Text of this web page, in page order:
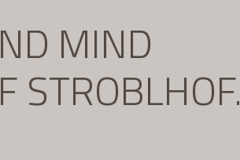
MIND
STROBLHOF.